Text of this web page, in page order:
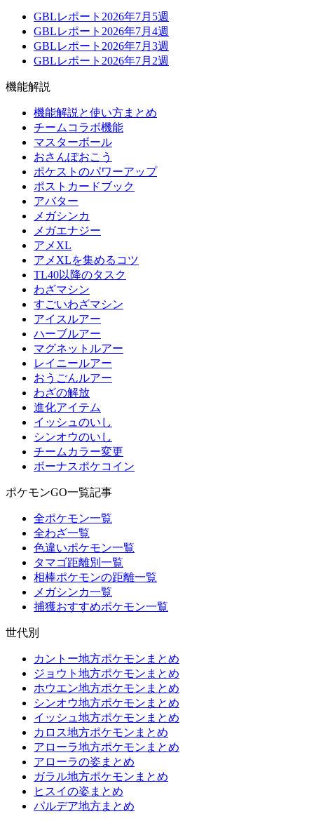
GBLレポート2026年7月5週
GBLレポート2026年7月4週
GBLレポート2026年7月3週
GBLレポート2026年7月2週
機能解説
機能解説と使い方まとめ
チームコラボ機能
マスターボール
おさんぽおこう
ポケストのパワーアップ
ポストカードブック
アバター
メガシンカ
メガエナジー
アメXL
アメXLを集めるコツ
TL40以降のタスク
わざマシン
すごいわざマシン
アイスルアー
ハーブルアー
マグネットルアー
レイニールアー
おうごんルアー
わざの解放
進化アイテム
イッシュのいし
シンオウのいし
チームカラー変更
ボーナスポケコイン
ポケモンGO一覧記事
全ポケモン一覧
全わざ一覧
色違いポケモン一覧
タマゴ距離別一覧
相棒ポケモンの距離一覧
メガシンカ一覧
捕獲おすすめポケモン一覧
世代別
カントー地方ポケモンまとめ
ジョウト地方ポケモンまとめ
ホウエン地方ポケモンまとめ
シンオウ地方ポケモンまとめ
イッシュ地方ポケモンまとめ
カロス地方ポケモンまとめ
アローラ地方ポケモンまとめ
アローラの姿まとめ
ガラル地方ポケモンまとめ
ヒスイの姿まとめ
パルデア地方まとめ